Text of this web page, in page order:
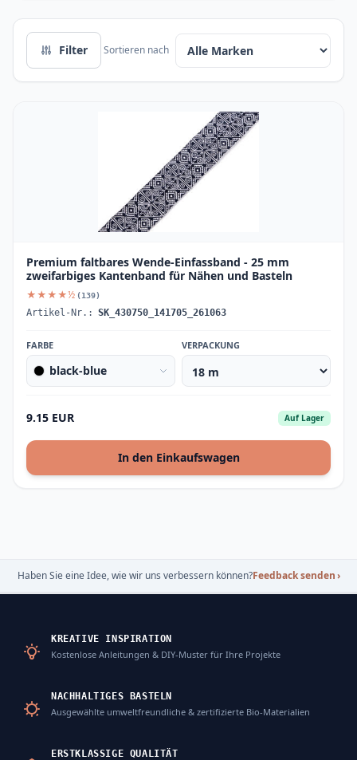
Filter Sortieren nach
Premium faltbares Wende-Einfassband - 25 mm
zweifarbiges Kantenband für Nähen und Basteln
★★★★½ (139)
Artikel-Nr.: SK_430750_141705_261063
FARBE
black-blue
VERPACKUNG
9.15 EUR Auf Lager
In den Einkaufswagen
Haben Sie eine Idee, wie wir uns verbessern können?Feedback senden›
KREATIVE INSPIRATION
Kostenlose Anleitungen & DIY-Muster für Ihre Projekte
NACHHALTIGES BASTELN
Ausgewählte umweltfreundliche & zertifizierte Bio-Materialien
ERSTKLASSIGE QUALITÄT